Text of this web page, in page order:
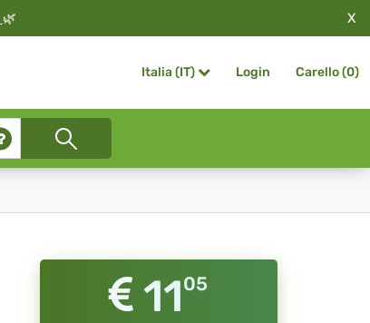
🌿 X
Italia (IT) Login Carello (0)
1105